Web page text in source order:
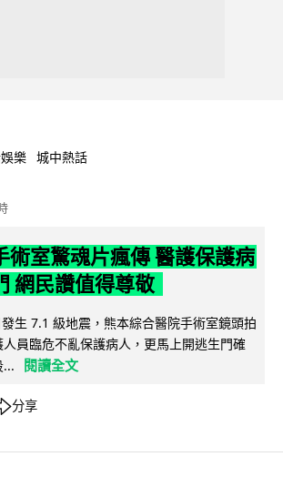
樂 城中熱話
術室驚魂片瘋傳 醫護保護病
網民讚值得尊敬
生 7.1 級地震，熊本綜合醫院手術室鏡頭拍
員臨危不亂保護病人，更馬上開逃生門確
...
閱讀全文
分享